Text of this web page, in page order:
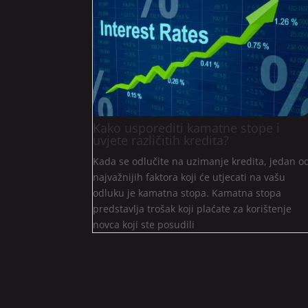
Kako usporediti kamatne stope i
uvjete različitih kredita?
Kada se odlučite na uzimanje kredita, jedan
najvažnijih faktora koji će utjecati na vašu
odluku je kamatna stopa. Kamatna stopa
predstavlja trošak koji plaćate za korištenje
novca koji ste posudili